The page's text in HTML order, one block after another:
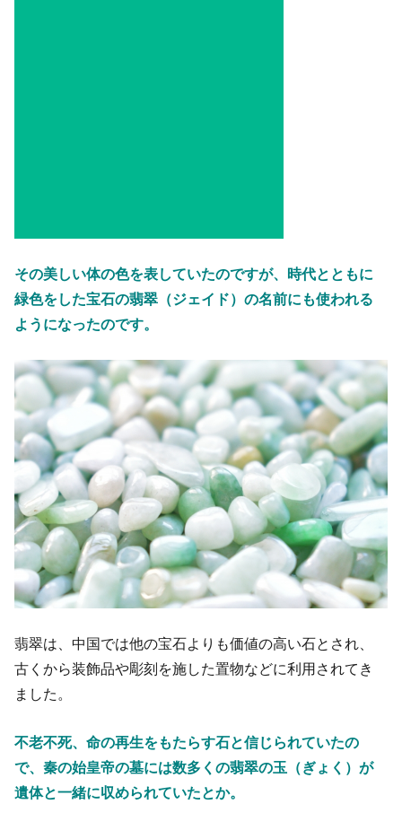
その美しい体の色を表していたのですが、時代とともに
緑色をした宝石の翡翠（ジェイド）の名前にも使われる
ようになったのです。
翡翠は、中国では他の宝石よりも価値の高い石とされ、
古くから装飾品や彫刻を施した置物などに利用されてき
ました。
不老不死、命の再生をもたらす石と信じられていたの
で、秦の始皇帝の墓には数多くの翡翠の玉（ぎょく）が
遺体と一緒に収められていたとか。